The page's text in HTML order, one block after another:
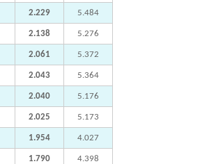
2.229 5.484
2.138 5.276
2.061 5.372
2.043 5.364
2.040 5.176
2.025 5.173
1.954 4.027
1.790 4.398